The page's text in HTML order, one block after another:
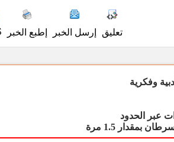
تعليق إرسل الخبر إطبع الخبر
وفكرية
عبر الحدود
بمقدار 1.5 مرة